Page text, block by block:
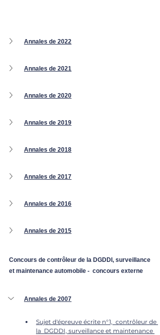
Annales de 2022
Annales de 2021
Annales de 2020
Annales de 2019
Annales de 2018
Annales de 2017
Annales de 2016
Annales de 2015
Concours de contrôleur de la DGDDI, surveillance
et maintenance automobile -  concours externe
Annales de 2007
Sujet d'épreuve écrite n°1,  contrôleur de
la  DGDDI, surveillance et maintenance